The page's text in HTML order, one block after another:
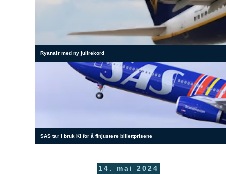
Ryanair med ny julirekord
SAS tar i bruk KI for å finjustere billettprisene
14. mai 2024